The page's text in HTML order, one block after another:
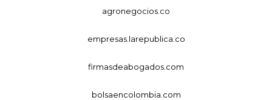
agronegocios.co
empresas.larepublica.co
firmasdeabogados.com
bolsaencolombia.com